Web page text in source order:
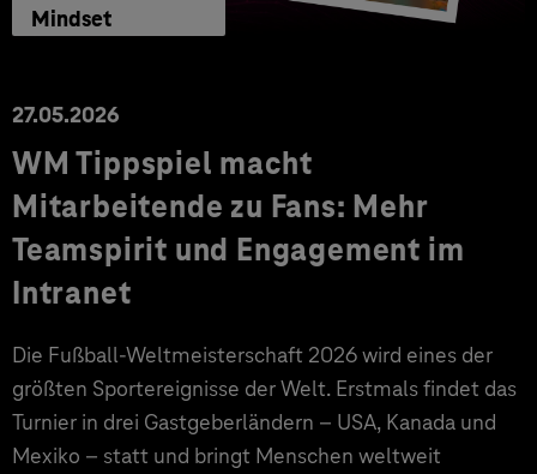
Mindset
27.05.2026
WM Tippspiel macht
Mitarbeitende zu Fans: Mehr
Teamspirit und Engagement im
Intranet
Die Fußball-Weltmeisterschaft 2026 wird eines der
größten Sportereignisse der Welt. Erstmals findet das
Turnier in drei Gastgeberländern – USA, Kanada und
Mexiko – statt und bringt Menschen weltweit